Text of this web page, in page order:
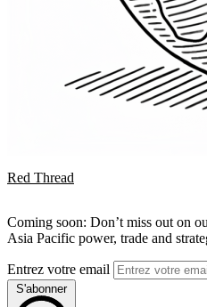
Red Thread
Coming soon: Don’t miss out on
Asia Pacific power, trade and
Entrez votre email
S'abonner